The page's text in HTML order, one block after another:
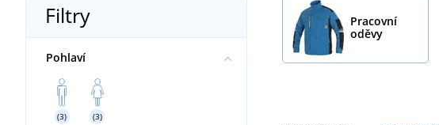
Pracovní
oděvy
Filtry
Pohlaví
(3) (3)